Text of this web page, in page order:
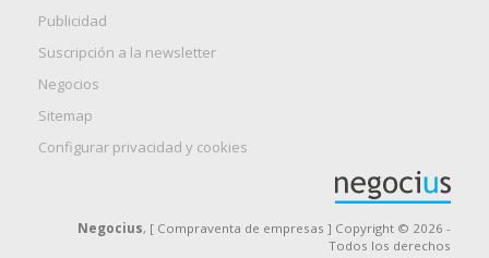
Publicidad
Suscripción a la newsletter
Negocios
Sitemap
Configurar privacidad y cookies
Negocius, [ Compraventa de empresas ] Copyright © 2026 -
Todos los derechos